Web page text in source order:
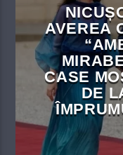
AVEREA
CASE
DE